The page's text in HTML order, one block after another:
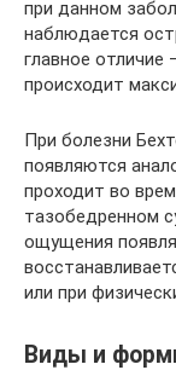
при данном
наблюдается
главное отличие
происходит
При болезни
появляются
проходит во
тазобедренном
ощущения
или при
Виды и